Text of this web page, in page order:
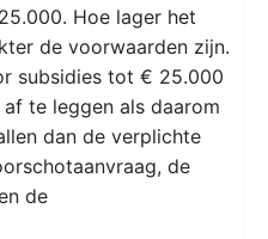
Hoe lager het
de voorwaarden zijn.
subsidies tot € 25.000
te leggen als daarom
dan de verplichte
de
de